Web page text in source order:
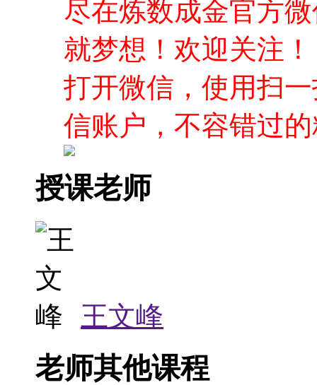
尽在炼数成金官方
就梦想！欢迎关注！
打开微信，使用扫
信账户，不容错过
授课老师
王文峰
老师其他课程